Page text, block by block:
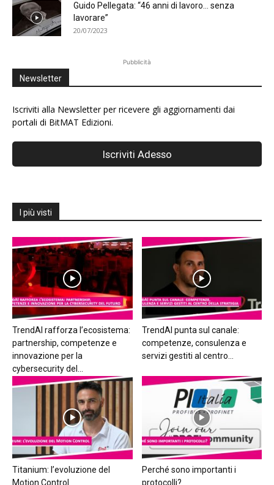
Guido Pellegata: “46 anni di lavoro… senza
lavorare”
20/07/2023
Pubblicità
Newsletter
Iscriviti alla Newsletter per ricevere gli aggiornamenti dai
portali di BitMAT Edizioni.
I più visti
TrendAI rafforza l’ecosistema:
partnership, competenze e
innovazione per la
cybersecurity del...
TrendAI punta sul canale:
competenze, consulenza e
servizi gestiti al centro...
Titanium: l’evoluzione del
Motion Control
Perché sono importanti i
protocolli?